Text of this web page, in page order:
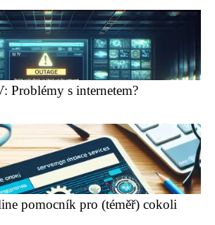
Problémy s internetem?
pomocník pro (téměř) cokoli